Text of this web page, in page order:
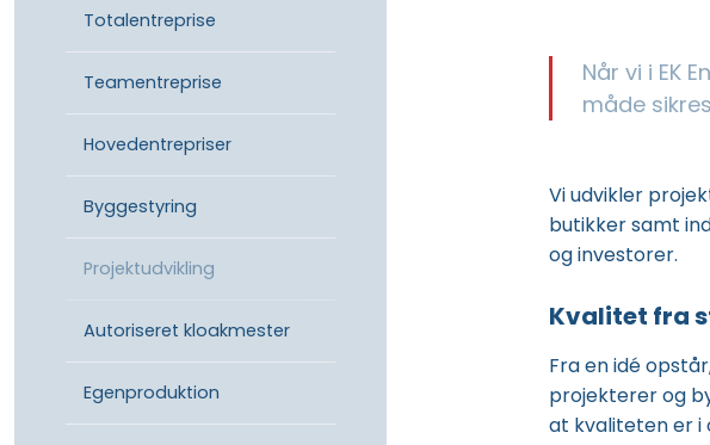
Totalentreprise
Teamentreprise
Hovedentrepriser
Byggestyring
Projektudvikling
Autoriseret kloakmester
Egenproduktion
Når vi i EK
måde
​Vi udvikler
butikker samt
og investorer.​
Kvalitet fra
Fra en idé
projekterer og
at kvaliteten er i